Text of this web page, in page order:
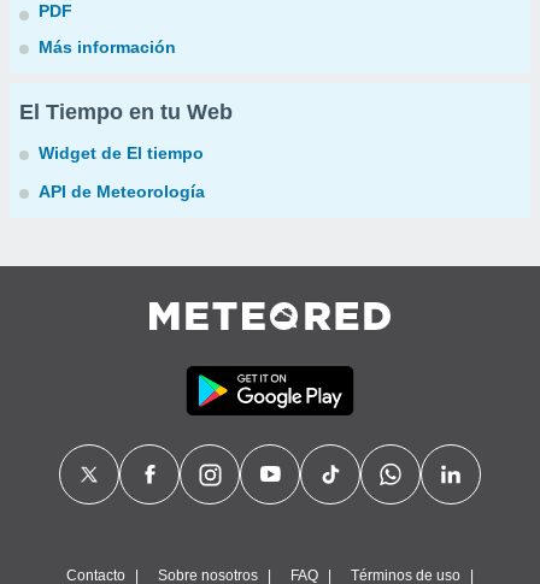
PDF
Más información
El Tiempo en tu Web
Widget de El tiempo
API de Meteorología
Contacto Sobre nosotros FAQ Términos de uso